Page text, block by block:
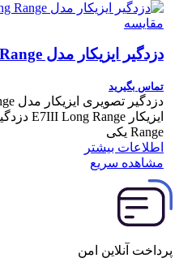
مقایسه
دزدگیر ایزیکار مدل E7III Lang Range
تماس بگیرید
Range یکی
اطلاعات بیشتر
مشاهده سریع
پرداخت آنلاین امن